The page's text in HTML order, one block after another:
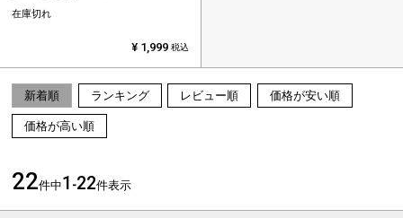
在庫切れ
¥ 1,999 税込
新着順 ランキング レビュー順 価格が安い順
価格が高い順
22件中1 -22件表示